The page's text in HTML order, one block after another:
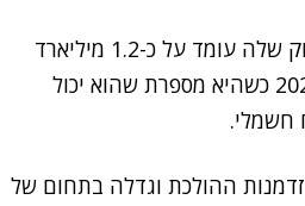
היילו שהוקמה ב-2017 גייסה מאז הקמתה 340 מיליון דולר, ושווי השוק שלה עומד על כ-1.2 מיליארד
דולר. היא השיקה את שבב האצת הבינה המלאכותית שלה באפריל 2024 כשהיא מספרת שהוא יכול
ההולכת וגדלה בתחום של